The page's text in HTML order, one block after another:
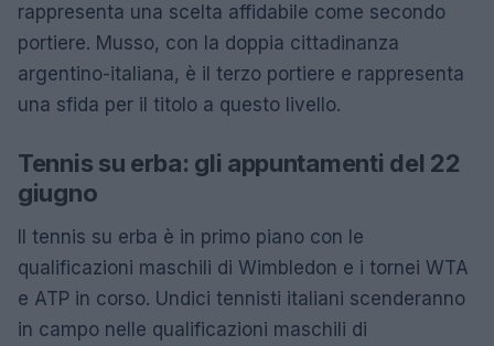
rappresenta una scelta affidabile come secondo
portiere. Musso, con la doppia cittadinanza
argentino-italiana, è il terzo portiere e rappresenta
una sfida per il titolo a questo livello.
Tennis su erba: gli appuntamenti del 22
giugno
Il tennis su erba è in primo piano con le
qualificazioni maschili di Wimbledon e i tornei WTA
e ATP in corso. Undici tennisti italiani scenderanno
in campo nelle qualificazioni maschili di